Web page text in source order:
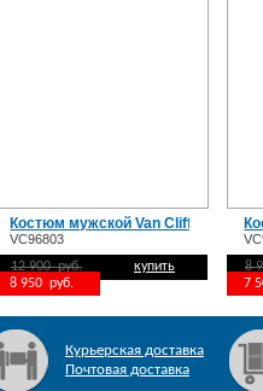
Костюм мужской Van Cliff Форсаж
VC96803
12 900 руб.
8 950 руб.
купить
8
7
Курьерская доставка
Почтовая доставка